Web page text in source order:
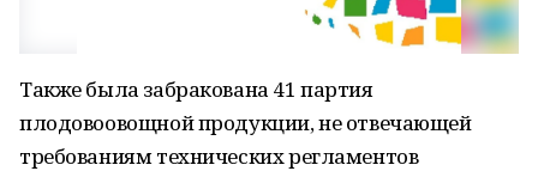
Также была забракована 41 партия
плодовоовощной продукции, не отвечающей
требованиям технических регламентов